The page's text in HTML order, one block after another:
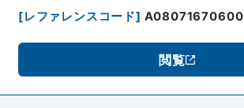
[レファレンスコード] A08071670600
閲覧